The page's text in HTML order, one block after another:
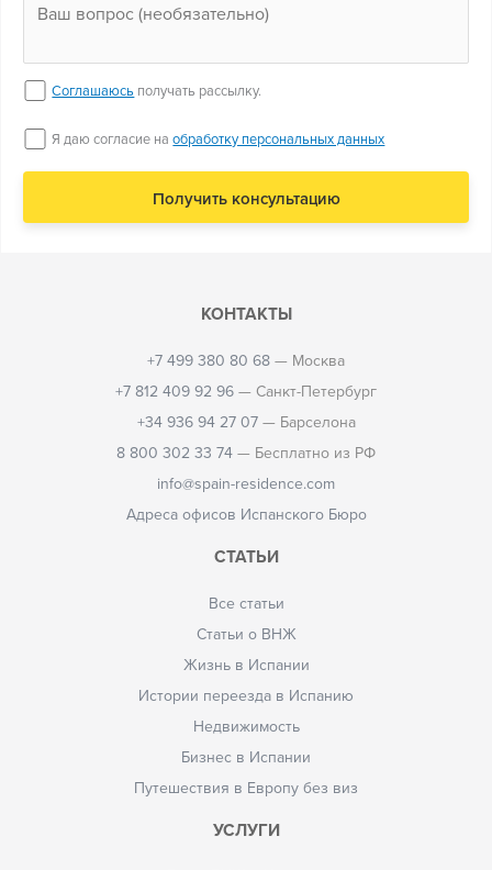
Соглашаюсь получать рассылку.
Я даю согласие наобработку персональных данных
КОНТАКТЫ
+7 499 380 80 68 — Москва
+7 812 409 92 96 — Санкт-Петербург
+34 936 94 27 07— Барселона
8 800 302 33 74 — Бесплатно из РФ
info@spain-residence.com
Адреса офисов Испанского Бюро
СТАТЬИ
Все статьи
Статьи о ВНЖ
Жизнь в Испании
Истории переезда в Испанию
Недвижимость
Бизнес в Испании
Путешествия в Европу без виз
УСЛУГИ